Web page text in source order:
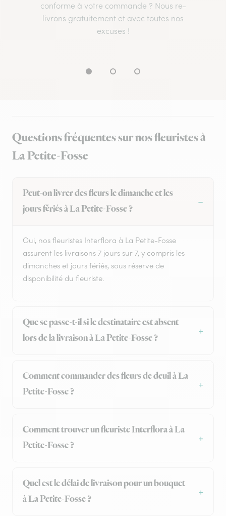
conforme à votre commande ? Nous re-
livrons gratuitement et avec toutes nos
excuses !
Questions fréquentes sur nos fleuristes à
La Petite-Fosse
Peut-on livrer des fleurs le dimanche et les
jours fériés à La Petite-Fosse ?
Oui, nos fleuristes Interflora à La Petite-Fosse
assurent les livraisons 7 jours sur 7, y compris les
dimanches et jours fériés, sous réserve de
disponibilité du fleuriste.
Que se passe-t-il si le destinataire est absent
lors de la livraison à La Petite-Fosse ?
Comment commander des fleurs de deuil à La
Petite-Fosse ?
Comment trouver un fleuriste Interflora à La
Petite-Fosse ?
Quel est le délai de livraison pour un bouquet
à La Petite-Fosse ?